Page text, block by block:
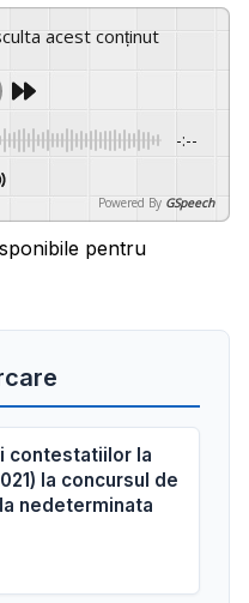
acest conținut
-:--
Powered By GSpeech
pentru
contestatiilor la
la concursul de
nedeterminata